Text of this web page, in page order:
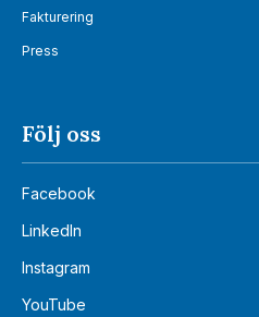
Fakturering
Press
Följ oss
Facebook
LinkedIn
Instagram
YouTube